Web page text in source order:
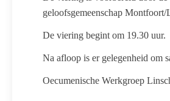
geloofsgemeenschap Montfoort/
De viering begint om 19.30 uur.
Na afloop is er gelegenheid om
Oecumenische Werkgroep